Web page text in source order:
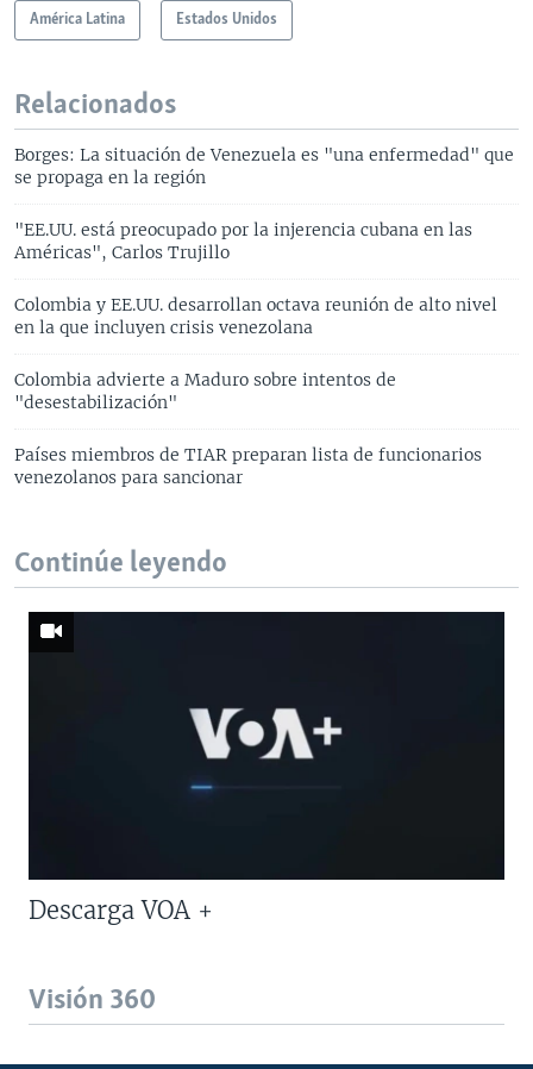
América Latina Estados Unidos
Relacionados
Borges: La situación de Venezuela es "una enfermedad" que
se propaga en la región
"EE.UU. está preocupado por la injerencia cubana en las
Américas", Carlos Trujillo
Colombia y EE.UU. desarrollan octava reunión de alto nivel
en la que incluyen crisis venezolana
Colombia advierte a Maduro sobre intentos de
"desestabilización"
Países miembros de TIAR preparan lista de funcionarios
venezolanos para sancionar
Continúe leyendo
Descarga VOA +
Visión 360